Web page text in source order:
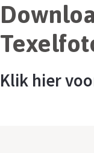
Klik hier